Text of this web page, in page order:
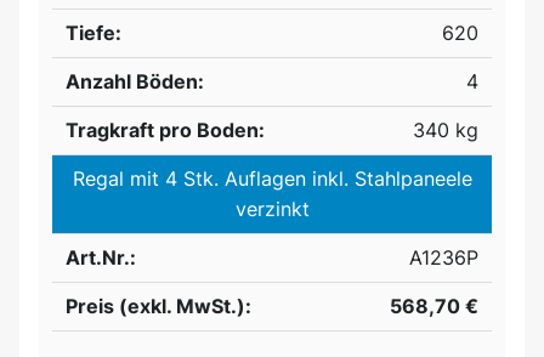
Tiefe:
620
Anzahl Böden:
4
Tragkraft pro Boden:
340 kg
Regal mit 4 Stk. Auflagen inkl. Stahlpaneele
verzinkt
Art.Nr.:
A1236P
Preis (exkl. MwSt.):
568,70 €